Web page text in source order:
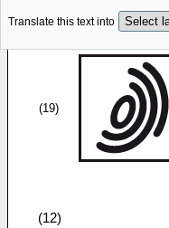
Translate this text into
(19)
(12)